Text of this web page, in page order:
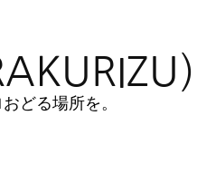
）
どる場所を。